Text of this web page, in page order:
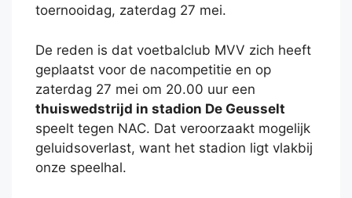
toernooidag, zaterdag 27 mei.
De reden is dat voetbalclub MVV zich heeft
geplaatst voor de nacompetitie en op
zaterdag 27 mei om 20.00 uur een
thuiswedstrijd in stadion De Geusselt
speelt tegen NAC. Dat veroorzaakt mogelijk
geluidsoverlast, want het stadion ligt vlakbij
onze speelhal.